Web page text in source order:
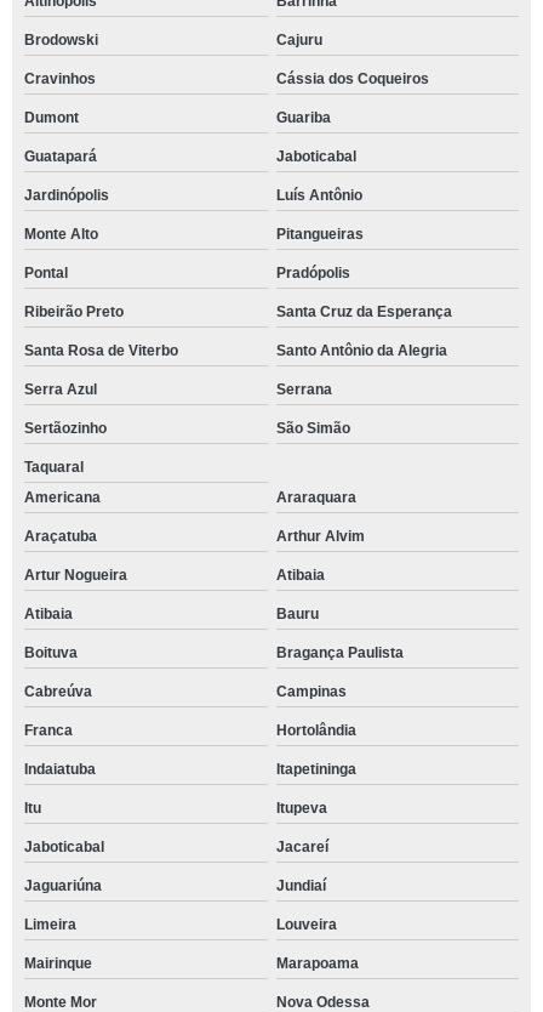
Brodowski Cajuru
Cravinhos Cássia dos Coqueiros
Dumont Guariba
Guatapará Jaboticabal
Jardinópolis Luís Antônio
Monte Alto Pitangueiras
Pontal Pradópolis
Ribeirão Preto Santa Cruz da Esperança
Santa Rosa de Viterbo Santo Antônio da Alegria
Serra Azul Serrana
Sertãozinho São Simão
Taquaral
Americana
Araraquara
Araçatuba Arthur Alvim
Artur Nogueira Atibaia
Atibaia Bauru
Boituva Bragança Paulista
Cabreúva Campinas
Franca Hortolândia
Indaiatuba Itapetininga
Itu Itupeva
Jaboticabal Jacareí
Jaguariúna Jundiaí
Limeira Louveira
Mairinque Marapoama
Monte Mor Nova Odessa